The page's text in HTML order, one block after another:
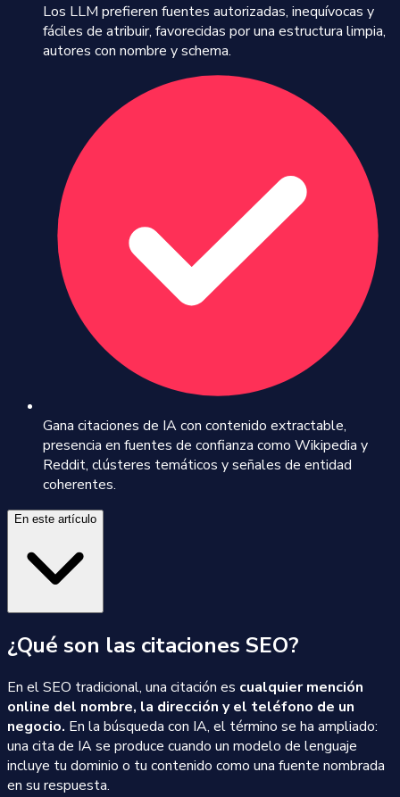
Los LLM prefieren fuentes autorizadas, inequívocas y
fáciles de atribuir, favorecidas por una estructura limpia,
autores con nombre y schema.
Gana citaciones de IA con contenido extractable,
presencia en fuentes de confianza como Wikipedia y
Reddit, clústeres temáticos y señales de entidad
coherentes.
En este artículo
¿Qué son las citaciones SEO?
En el SEO tradicional, una citación es cualquier mención
online del nombre, la dirección y el teléfono de un
negocio. En la búsqueda con IA, el término se ha ampliado:
una cita de IA se produce cuando un modelo de lenguaje
incluye tu dominio o tu contenido como una fuente nombrada
en su respuesta.